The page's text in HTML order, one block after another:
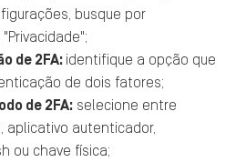
busque por
de 2FA: identifique a opção que
de dois fatores;
de 2FA: selecione entre
aplicativo autenticador,
ou chave física;